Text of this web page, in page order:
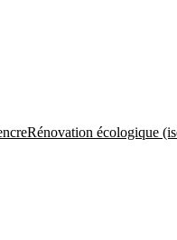
Rénovation écologique